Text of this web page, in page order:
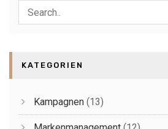
KATEGORIEN
Kampagnen (13)